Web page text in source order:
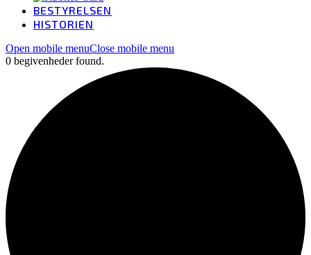
BESTYRELSEN
HISTORIEN
Open mobile menuClose mobile menu
0 begivenheder found.